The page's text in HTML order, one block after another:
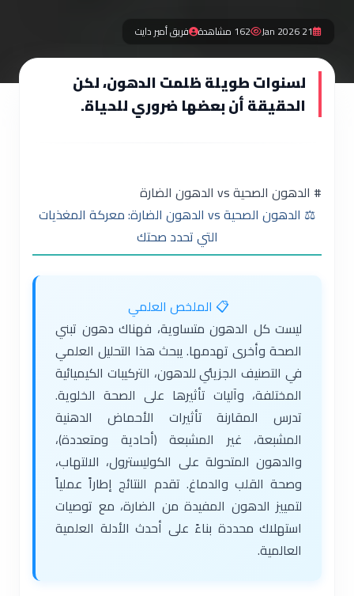
21 Jan 2026 162 مشاهدة فريق أمير دايت
لسنوات طويلة ظلمت الدهون، لكن
الحقيقة أن بعضها ضروري للحياة.
# الدهون الصحية vs الدهون الضارة
⚖️ الدهون الصحية vs الدهون الضارة: معركة المغذيات
التي تحدد صحتك
📋 الملخص العلمي
ليست كل الدهون متساوية، فهناك دهون تبني
الصحة وأخرى تهدمها. يبحث هذا التحليل العلمي
في التصنيف الجزيئي للدهون، التركيبات الكيميائية
المختلفة، وآليات تأثيرها على الصحة الخلوية.
تدرس المقارنة تأثيرات الأحماض الدهنية
المشبعة، غير المشبعة (أحادية ومتعددة)،
والدهون المتحولة على الكوليسترول، الالتهاب،
وصحة القلب والدماغ. تقدم النتائج إطاراً عملياً
لتمييز الدهون المفيدة من الضارة، مع توصيات
استهلاك محددة بناءً على أحدث الأدلة العلمية
العالمية.